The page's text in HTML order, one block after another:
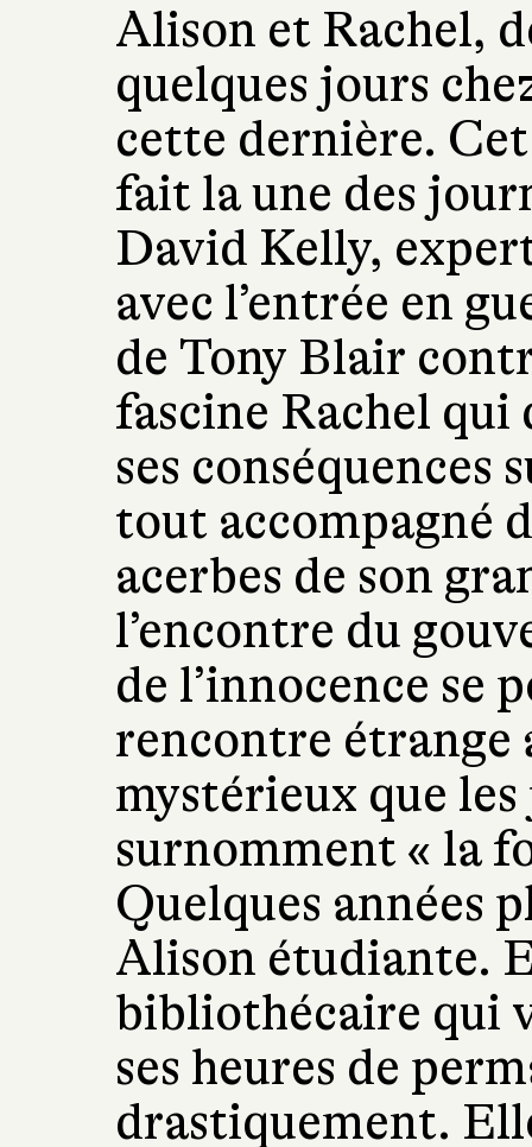
Alison et Rachel,
quelques jours
cette dernière.
fait la une des
David Kelly,
avec l’entrée en
de Tony Blair
fascine Rachel
ses conséquences
tout accompagné
acerbes de son
l’encontre du
de l’innocence se
rencontre étrange
mystérieux que
surnomment « la
Quelques années
Alison étudiante.
bibliothécaire qui
ses heures de
drastiquement.